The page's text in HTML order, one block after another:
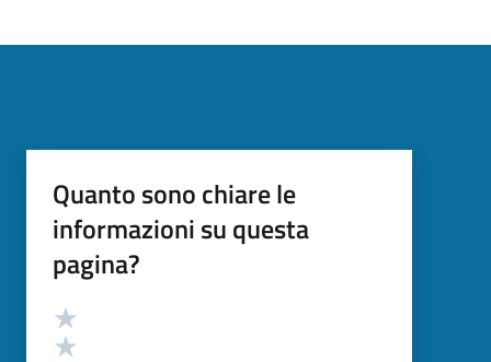
Quanto sono chiare le
informazioni su questa
pagina?
Valutazione